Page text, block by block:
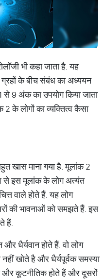
भी कहा जाता है. यह
के बीच संबंध का अध्ययन
9 अंक का उपयोग किया जाता
के लोगों का व्यक्तित्व कैसा
खास माना गया है. मूलांक 2
से इस मूलांक के लोग अत्यंत
वाले होते हैं. यह लोग
की भावनाओं को समझते हैं. इस
हैं.
धैर्यवान होते हैं. वो लोग
नहीं खोते है और धैर्यपूर्वक समस्या
और कूटनीतिक होते हैं और दूसरों